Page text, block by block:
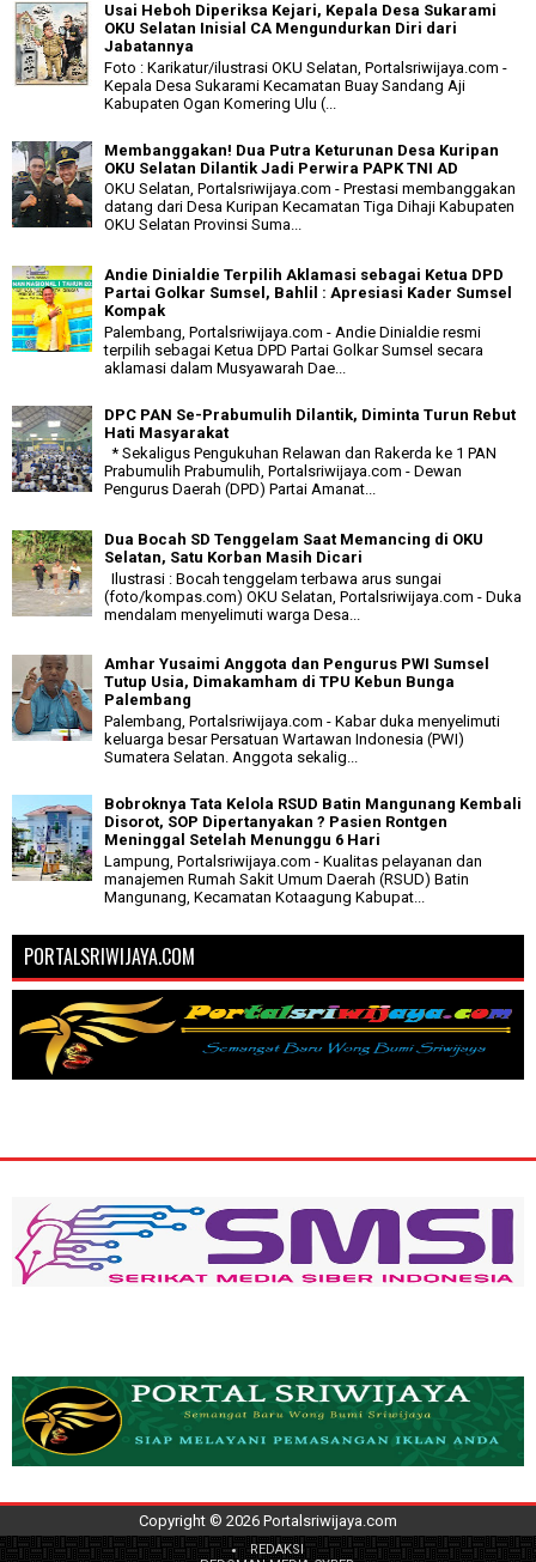
Usai Heboh Diperiksa Kejari, Kepala Desa Sukarami
OKU Selatan Inisial CA Mengundurkan Diri dari
Jabatannya
Foto : Karikatur/ilustrasi OKU Selatan, Portalsriwijaya.com -
Kepala Desa Sukarami Kecamatan Buay Sandang Aji
Kabupaten Ogan Komering Ulu (...
Membanggakan! Dua Putra Keturunan Desa Kuripan
OKU Selatan Dilantik Jadi Perwira PAPK TNI AD
OKU Selatan, Portalsriwijaya.com - Prestasi membanggakan
datang dari Desa Kuripan Kecamatan Tiga Dihaji Kabupaten
OKU Selatan Provinsi Suma...
Andie Dinialdie Terpilih Aklamasi sebagai Ketua DPD
Partai Golkar Sumsel, Bahlil : Apresiasi Kader Sumsel
Kompak
Palembang, Portalsriwijaya.com - Andie Dinialdie resmi
terpilih sebagai Ketua DPD Partai Golkar Sumsel secara
aklamasi dalam Musyawarah Dae...
DPC PAN Se-Prabumulih Dilantik, Diminta Turun Rebut
Hati Masyarakat
* Sekaligus Pengukuhan Relawan dan Rakerda ke 1 PAN
Prabumulih Prabumulih, Portalsriwijaya.com - Dewan
Pengurus Daerah (DPD) Partai Amanat...
Dua Bocah SD Tenggelam Saat Memancing di OKU
Selatan, Satu Korban Masih Dicari
Ilustrasi : Bocah tenggelam terbawa arus sungai
(foto/kompas.com) OKU Selatan, Portalsriwijaya.com - Duka
mendalam menyelimuti warga Desa...
Amhar Yusaimi Anggota dan Pengurus PWI Sumsel
Tutup Usia, Dimakamham di TPU Kebun Bunga
Palembang
Palembang, Portalsriwijaya.com - Kabar duka menyelimuti
keluarga besar Persatuan Wartawan Indonesia (PWI)
Sumatera Selatan. Anggota sekalig...
Bobroknya Tata Kelola RSUD Batin Mangunang Kembali
Disorot, SOP Dipertanyakan ? Pasien Rontgen
Meninggal Setelah Menunggu 6 Hari
Lampung, Portalsriwijaya.com - Kualitas pelayanan dan
manajemen Rumah Sakit Umum Daerah (RSUD) Batin
Mangunang, Kecamatan Kotaagung Kabupat...
PORTALSRIWIJAYA.COM
Copyright © 2026 Portalsriwijaya.com
REDAKSI